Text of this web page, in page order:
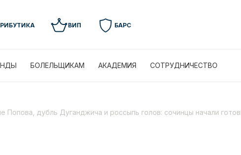
ВИП БАРС
БОЛЕЛЬЩИКАМ АКАДЕМИЯ СОТРУДНИЧЕСТВО
Попова, дубль Дуганджича и россыпь голов: сочинцы начали